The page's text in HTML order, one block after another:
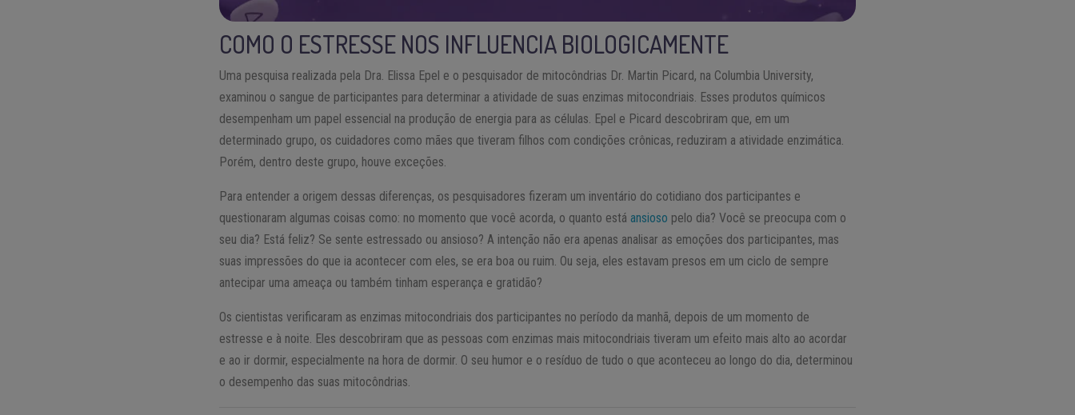
COMO O ESTRESSE NOS INFLUENCIA BIOLOGICAMENTE
Uma pesquisa realizada pela Dra. Elissa Epel e o pesquisador de mitocôndrias Dr. Martin Picard, na Columbia University,
examinou o sangue de participantes para determinar a atividade de suas enzimas mitocondriais. Esses produtos químicos
desempenham um papel essencial na produção de energia para as células. Epel e Picard descobriram que, em um
determinado grupo, os cuidadores como mães que tiveram filhos com condições crônicas, reduziram a atividade enzimática.
Porém, dentro deste grupo, houve exceções.
Para entender a origem dessas diferenças, os pesquisadores fizeram um inventário do cotidiano dos participantes e
questionaram algumas coisas como: no momento que você acorda, o quanto estáansioso pelo dia? Você se preocupa com o
seu dia? Está feliz? Se sente estressado ou ansioso? A intenção não era apenas analisar as emoções dos participantes, mas
suas impressões do que ia acontecer com eles, se era boa ou ruim. Ou seja, eles estavam presos em um ciclo de sempre
antecipar uma ameaça ou também tinham esperança e gratidão?
Os cientistas verificaram as enzimas mitocondriais dos participantes no período da manhã, depois de um momento de
estresse e à noite. Eles descobriram que as pessoas com enzimas mais mitocondriais tiveram um efeito mais alto ao acordar
e ao ir dormir, especialmente na hora de dormir. O seu humor e o resíduo de tudo o que aconteceu ao longo do dia, determinou
o desempenho das suas mitocôndrias.